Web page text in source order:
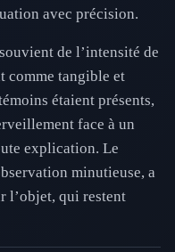
avec précision.
de l’intensité de
comme tangible et
étaient présents,
face à un
explication. Le
minutieuse, a
l’objet, qui restent